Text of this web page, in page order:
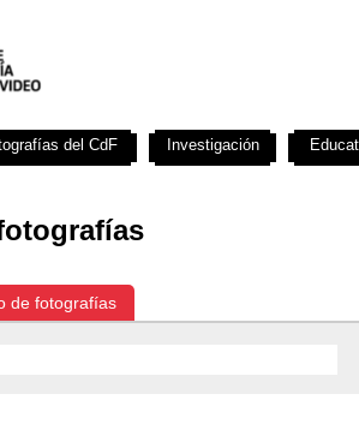
de fotografías
del CdF Investigación